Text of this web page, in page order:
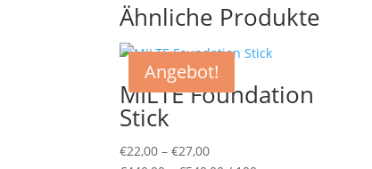
Ähnliche Produkte
Angebot!
MILTE Foundation
Stick
€22,00 –€27,00